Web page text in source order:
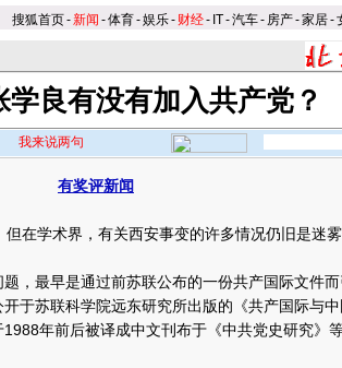
搜狐首页-新闻 -体育-娱乐- 财经- IT-汽车- 房产-家居-
良有没有加入共产党？
我来说两句
有奖评新闻
学术界，有关西安事变的许多情况仍旧是迷雾
最早是通过前苏联公布的一份共产国际文件而
于苏联科学院远东研究所出版的《共产国际与
年前后被译成中文刊布于《中共党史研究》